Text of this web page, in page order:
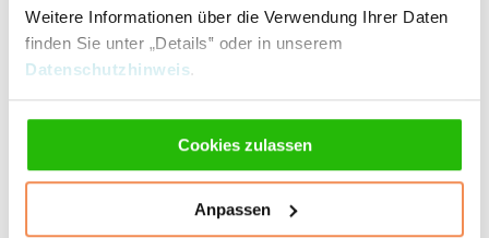
Weitere Informationen über die Verwendung Ihrer Daten
finden Sie unter „Details‟ oder in unserem
Datenschutzhinweis.
Cookies zulassen
Anpassen
Unternehmensname